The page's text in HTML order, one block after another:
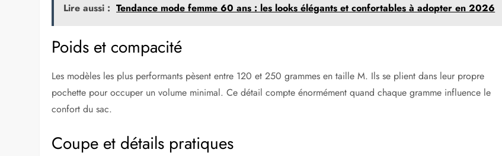
Lire aussi : Tendance mode femme 60 ans : les looks élégants et confortables à adopter en 2026
Poids et compacité
Les modèles les plus performants pèsent entre 120 et 250 grammes en taille M. Ils se plient dans leur propre
pochette pour occuper un volume minimal. Ce détail compte énormément quand chaque gramme influence le
confort du sac.
Coupe et détails pratiques